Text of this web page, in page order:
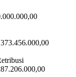
KAPASITAS
APBDES
Juni 2021
TAHAP I DAN II
Februari 2022